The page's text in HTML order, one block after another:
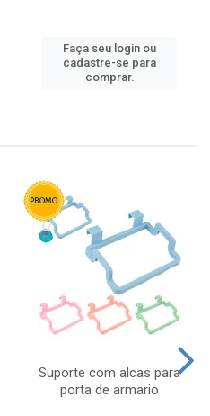
Faça seu login ou
cadastre-se para
comprar.
Suporte com alcas para
porta de armario